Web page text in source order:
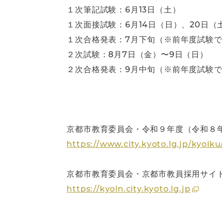
１次筆記試験：6月13日（土）
１次面接試験：6月14日（日）、20日（
１次合格発表：7月下旬（※前年度試験で
２次試験：8月7日（金）〜9日（日）
２次合格発表：9月中旬（※前年度試験
京都市教育委員会・令和９年度（令和８
https://www.city.kyoto.lg.jp/
京都市教育委員会・京都市教員採用サイ
https://kyoin.city.kyoto.lg.jp